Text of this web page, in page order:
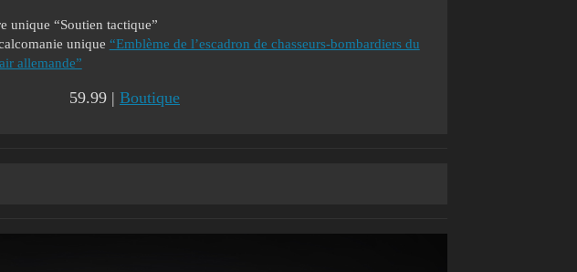
unique “Soutien tactique”
unique “Emblème de l’escadron de chasseurs-bombardiers du
allemande”
59.99 | Boutique